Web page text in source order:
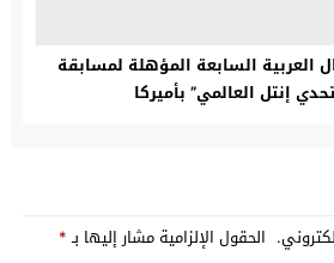
العربية السابعة المؤهلة لمسابقة
إنتل العالمي” بأميركا
الحقول الإلزامية مشار إليها بـ*